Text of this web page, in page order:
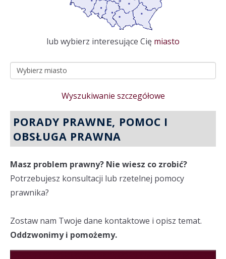
lub wybierz interesujące Cię miasto
Wyszukiwanie szczegółowe
PORADY PRAWNE, POMOC I
OBSŁUGA PRAWNA
Masz problem prawny? Nie wiesz co zrobić?
Potrzebujesz konsultacji lub rzetelnej pomocy
prawnika?
Zostaw nam Twoje dane kontaktowe i opisz temat.
Oddzwonimy i pomożemy.